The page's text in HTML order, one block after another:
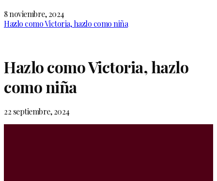
8 noviembre, 2024
Hazlo como Victoria, hazlo como niña
Hazlo como Victoria, hazlo
como niña
22 septiembre, 2024